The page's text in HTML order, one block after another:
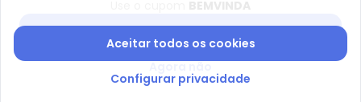
Posthaus é uma marca da Posthaus Ltda / CNPJ:
80.462.138/0001-41
Endereço: Rua Werner Duwe, 202 Bairro Badenfurt -
89.070-700 - Blumenau/SC
Aceitar todos os cookies
Configurar privacidade